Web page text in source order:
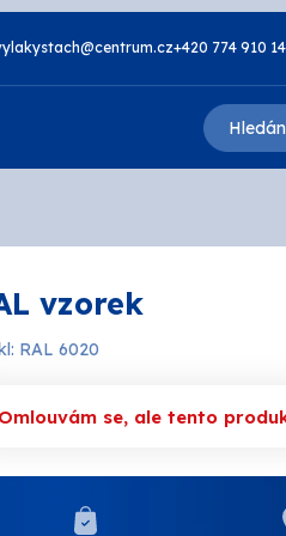
+420 774 910
vzorek
RAL 6020
Omlouvám se, ale tento